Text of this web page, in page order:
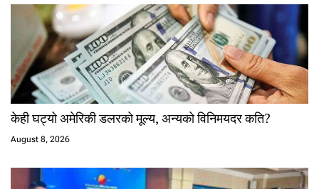
केही घट्यो अमेरिकी डलरको मूल्य, अन्यको विनिमयदर कति?
August 8, 2026